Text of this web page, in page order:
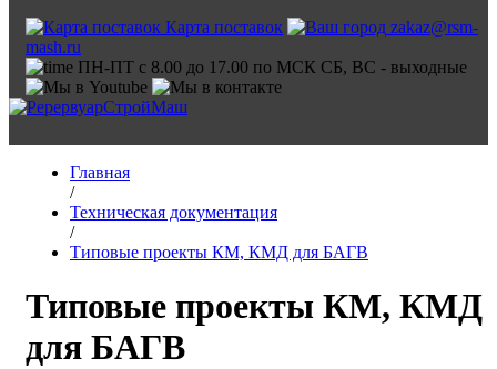
Карта поставок
zakaz@rsm-
mash.ru
ПН-ПТ с 8.00 до 17.00 по МСК СБ, ВС - выходные
Главная
/
Техническая документация
/
Типовые проекты КМ, КМД для БАГВ
Типовые проекты КМ, КМД
для БАГВ